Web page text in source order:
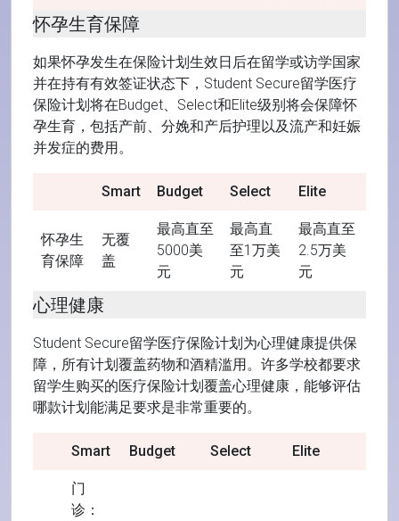
怀孕生育保障
如果怀孕发生在保险计划生效日后在留学或访学国家
并在持有有效签证状态下，Student Secure留学医疗
保险计划将在Budget、Select和Elite级别将会保障怀
孕生育，包括产前、分娩和产后护理以及流产和妊娠
并发症的费用。
Smart Budget Select Elite
怀孕生
育保障
无覆
盖
最高直至
5000美
元
最高直
至1万美
元
最高直至
2.5万美
元
心理健康
Student Secure留学医疗保险计划为心理健康提供保
障，所有计划覆盖药物和酒精滥用。许多学校都要求
留学生购买的医疗保险计划覆盖心理健康，能够评估
哪款计划能满足要求是非常重要的。
Smart Budget Select Elite
门
诊：